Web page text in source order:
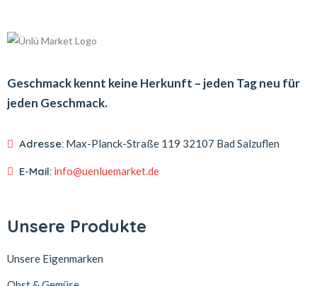
Geschmack kennt keine Herkunft – jeden Tag neu für
jeden Geschmack.
Adresse: Max-Planck-Straße 119 32107 Bad Salzuflen
E-Mail: info@uenluemarket.de
Unsere Produkte
Unsere Eigenmarken